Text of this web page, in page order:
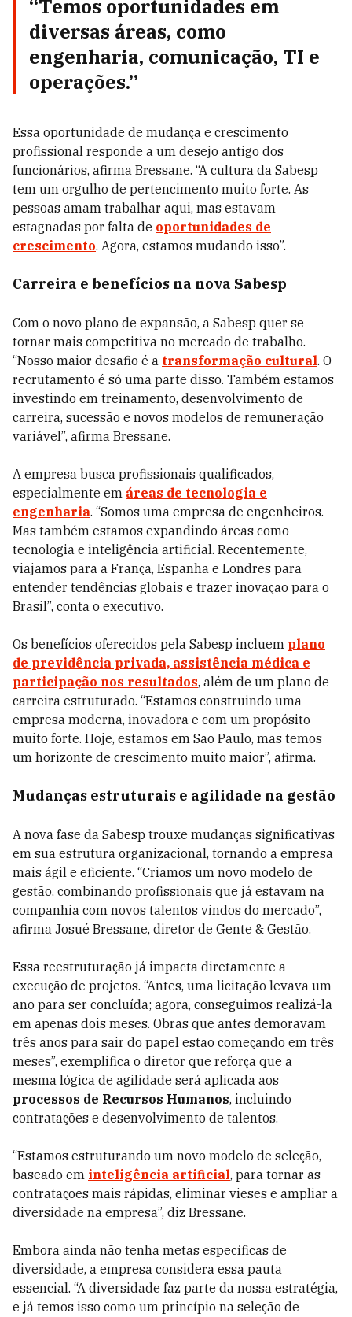
“Temos oportunidades em
diversas áreas, como
engenharia, comunicação, TI e
operações.”
Essa oportunidade de mudança e crescimento
profissional responde a um desejo antigo dos
funcionários, afirma Bressane. “A cultura da Sabesp
tem um orgulho de pertencimento muito forte. As
pessoas amam trabalhar aqui, mas estavam
estagnadas por falta de oportunidades de
crescimento. Agora, estamos mudando isso”.
Carreira e benefícios na nova Sabesp
Com o novo plano de expansão, a Sabesp quer se
tornar mais competitiva no mercado de trabalho.
“Nosso maior desafio é a transformação cultural. O
recrutamento é só uma parte disso. Também estamos
investindo em treinamento, desenvolvimento de
carreira, sucessão e novos modelos de remuneração
variável”, afirma Bressane.
A empresa busca profissionais qualificados,
especialmente em áreas de tecnologia e
engenharia. “Somos uma empresa de engenheiros.
Mas também estamos expandindo áreas como
tecnologia e inteligência artificial. Recentemente,
viajamos para a França, Espanha e Londres para
entender tendências globais e trazer inovação para o
Brasil”, conta o executivo.
Os benefícios oferecidos pela Sabesp incluem plano
de previdência privada, assistência médica e
participação nos resultados, além de um plano de
carreira estruturado. “Estamos construindo uma
empresa moderna, inovadora e com um propósito
muito forte. Hoje, estamos em São Paulo, mas temos
um horizonte de crescimento muito maior”, afirma.
Mudanças estruturais e agilidade na gestão
A nova fase da Sabesp trouxe mudanças significativas
em sua estrutura organizacional, tornando a empresa
mais ágil e eficiente. “Criamos um novo modelo de
gestão, combinando profissionais que já estavam na
companhia com novos talentos vindos do mercado”,
afirma Josué Bressane, diretor de Gente & Gestão.
Essa reestruturação já impacta diretamente a
execução de projetos. “Antes, uma licitação levava um
ano para ser concluída; agora, conseguimos realizá-la
em apenas dois meses. Obras que antes demoravam
três anos para sair do papel estão começando em três
meses”, exemplifica o diretor que reforça que a
mesma lógica de agilidade será aplicada aos
processos de Recursos Humanos, incluindo
contratações e desenvolvimento de talentos.
“Estamos estruturando um novo modelo de seleção,
baseado em inteligência artificial, para tornar as
contratações mais rápidas, eliminar vieses e ampliar a
diversidade na empresa”, diz Bressane.
Embora ainda não tenha metas específicas de
diversidade, a empresa considera essa pauta
essencial. “A diversidade faz parte da nossa estratégia,
e já temos isso como um princípio na seleção de